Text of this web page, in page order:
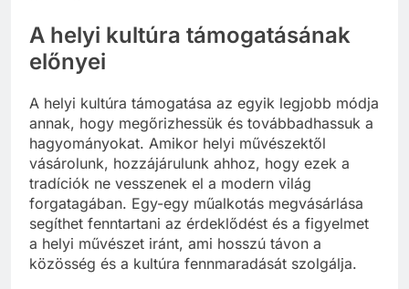
A helyi kultúra támogatásának
előnyei
A helyi kultúra támogatása az egyik legjobb módja
annak, hogy megőrizhessük és továbbadhassuk a
hagyományokat. Amikor helyi művészektől
vásárolunk, hozzájárulunk ahhoz, hogy ezek a
tradíciók ne vesszenek el a modern világ
forgatagában. Egy-egy műalkotás megvásárlása
segíthet fenntartani az érdeklődést és a figyelmet
a helyi művészet iránt, ami hosszú távon a
közösség és a kultúra fennmaradását szolgálja.